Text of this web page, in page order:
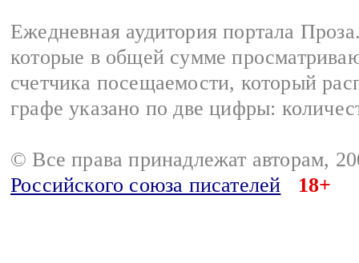
Ежедневная аудитория портала
которые в общей сумме
счетчика посещаемости, который
графе указано по две цифры:
© Все права принадлежат авторам,
Российского союза писателей
18+